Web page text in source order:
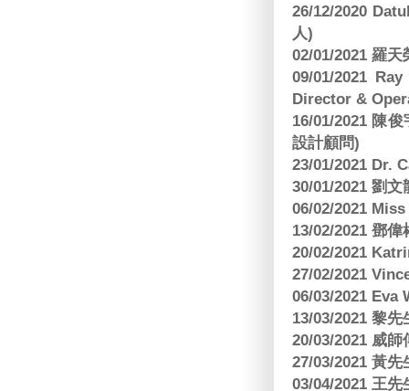
26/12/2020
人)
02/01/2021 羅
09/01/2021
Director &
16/01/2021 陳
設計顧問)
23/01/2021 Dr.
30/01/2021 劉
06/02/2021
13/02/2021 鄧
20/02/2021
27/02/2021
06/03/2021 Eva
13/03/2021 黎
20/03/2021 威
27/03/2021 黃
03/04/2021 王